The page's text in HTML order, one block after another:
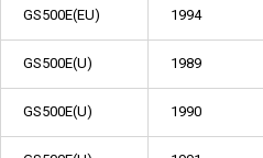
GS500E(EU) 1994
GS500E(U) 1989
GS500E(U) 1990